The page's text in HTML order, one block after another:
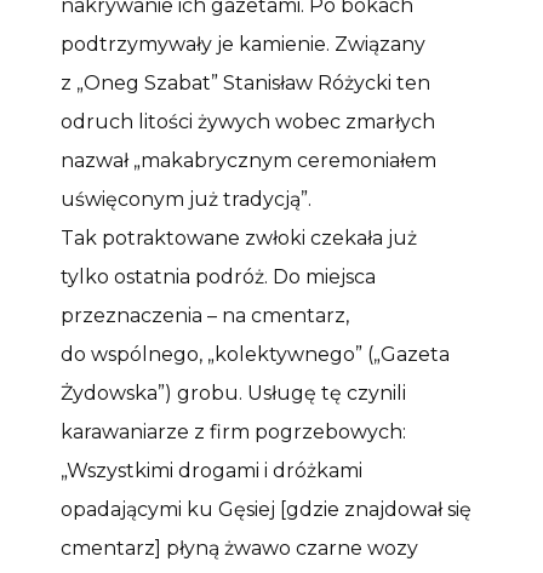
nakrywanie ich gazetami. Po bokach
podtrzymywały je kamienie. Związany
z „Oneg Szabat” Stanisław Różycki ten
odruch litości żywych wobec zmarłych
nazwał „makabrycznym ceremoniałem
uświęconym już tradycją”.
Tak potraktowane zwłoki czekała już
tylko ostatnia podróż. Do miejsca
przeznaczenia – na cmentarz,
do wspólnego, „kolektywnego” („Gazeta
Żydowska”) grobu. Usługę tę czynili
karawaniarze z firm pogrzebowych:
„Wszystkimi drogami i dróżkami
opadającymi ku Gęsiej [gdzie znajdował się
cmentarz] płyną żwawo czarne wozy